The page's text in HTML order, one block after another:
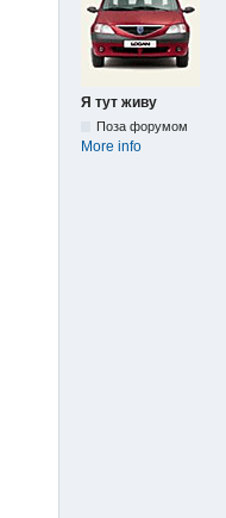
Я тут живу
Поза форумом
More info